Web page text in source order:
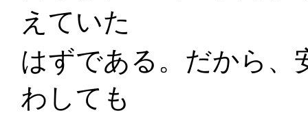
えていた
はずである。だから、
わしても